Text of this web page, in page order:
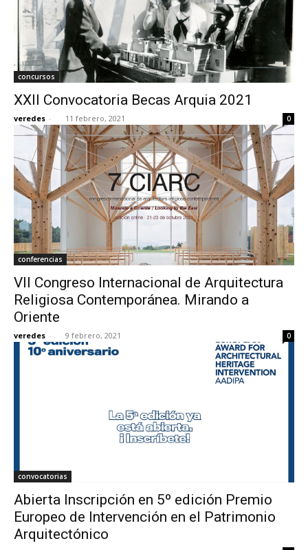
concursos
XXII Convocatoria Becas Arquia 2021
veredes - 11 febrero, 2021 0
conferencias
VII Congreso Internacional de Arquitectura
Religiosa Contemporánea. Mirando a
Oriente
veredes - 9 febrero, 2021 0
convocatorias
Abierta Inscripción en 5º edición Premio
Europeo de Intervención en el Patrimonio
Arquitectónico